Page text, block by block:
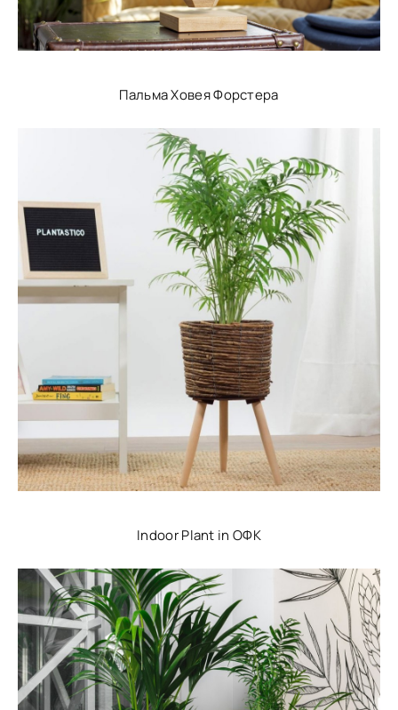
Пальма Ховея Форстера
Indoor Plant in ОФК